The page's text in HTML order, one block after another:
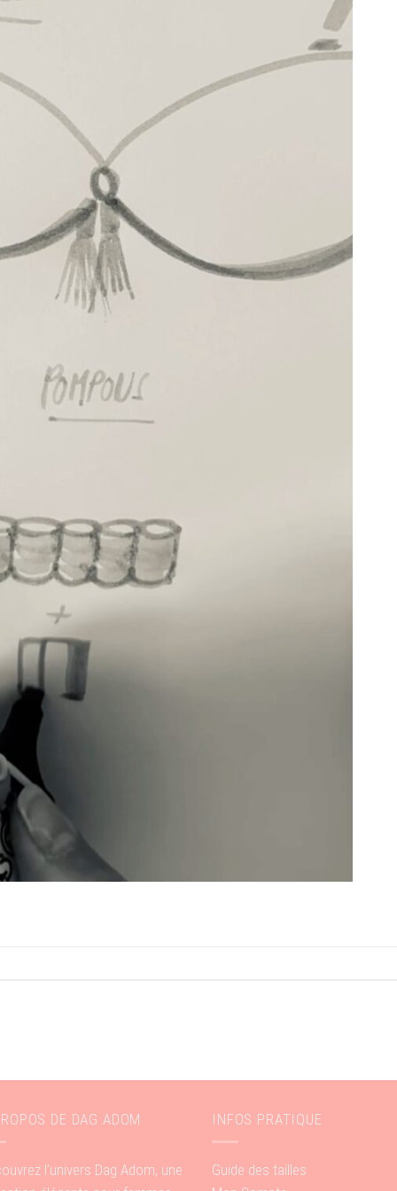
DE DAG ADOM
l’univers Dag Adom, une
INFOS PRATIQUE
Guide des tailles